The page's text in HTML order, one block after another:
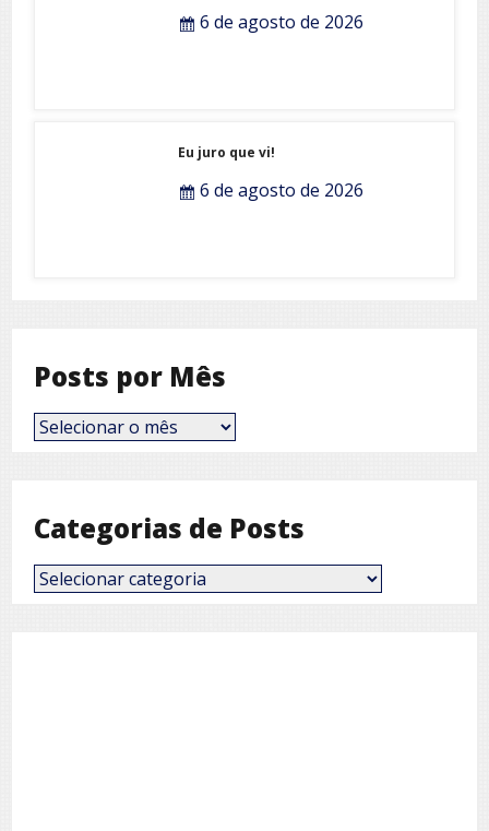
6 de agosto de 2026
Eu juro que vi!
6 de agosto de 2026
Posts por Mês
Posts
por
Categorias de Posts
Categorias
de